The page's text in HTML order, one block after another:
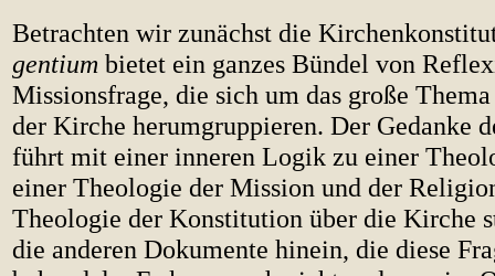
Betrachten wir zunächst die
gentium bietet ein ganzes Bündel von
Missionsfrage, die sich um das große
der Kirche herumgruppieren. Der Gedanke
führt mit einer inneren Logik zu einer
einer Theologie der Mission und der
Theologie der Konstitution über die Kirche
die anderen Dokumente hinein, die diese